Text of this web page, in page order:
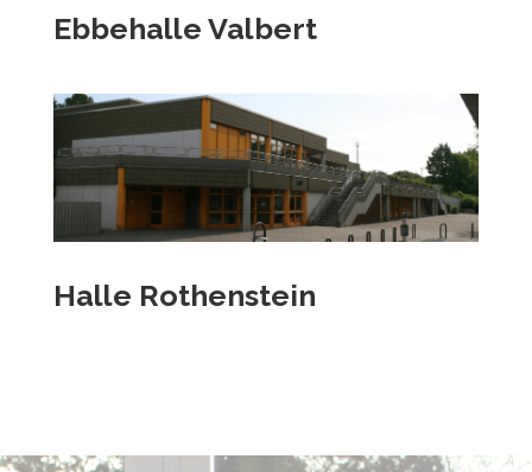
Ebbehalle Valbert
Halle Rothenstein